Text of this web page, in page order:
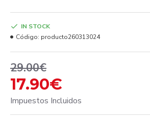
17.90€
29.00€
Impuestos Incluidos
IN STOCK
Código: producto260313024